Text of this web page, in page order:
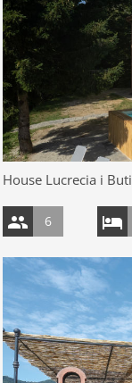
House Lucrecia i Buti
6